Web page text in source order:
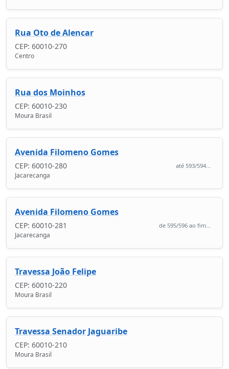
Rua Oto de Alencar
CEP: 60010-270
Centro
Rua dos Moinhos
CEP: 60010-230
Moura Brasil
Avenida Filomeno Gomes
CEP: 60010-280 até 593/594...
Jacarecanga
Avenida Filomeno Gomes
CEP: 60010-281 de 595/596 ao fim...
Jacarecanga
Travessa João Felipe
CEP: 60010-220
Moura Brasil
Travessa Senador Jaguaribe
CEP: 60010-210
Moura Brasil